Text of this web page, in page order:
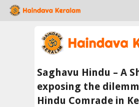
Saghavu Hindu – A
exposing the
Hindu Comrade in